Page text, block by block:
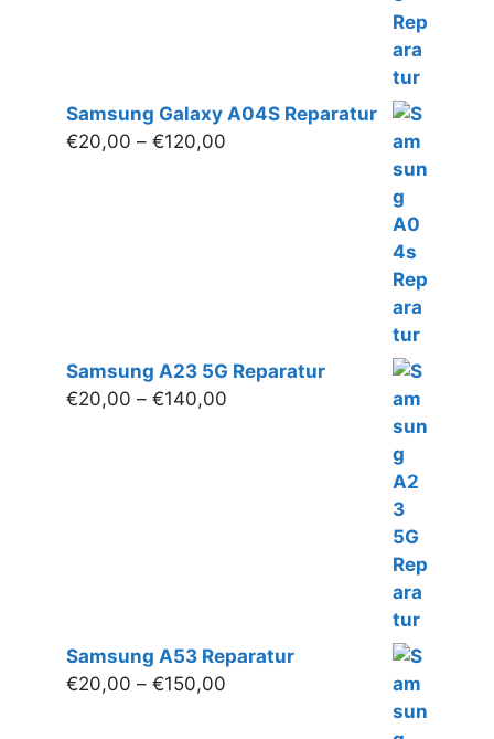
Samsung Galaxy A04S Reparatur
€20,00 – €120,00
Samsung A23 5G Reparatur
€20,00 – €140,00
Samsung A53 Reparatur
€20,00 – €150,00